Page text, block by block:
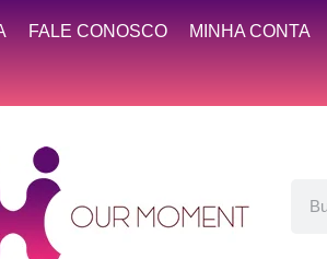
FALE CONOSCO MINHA CONTA